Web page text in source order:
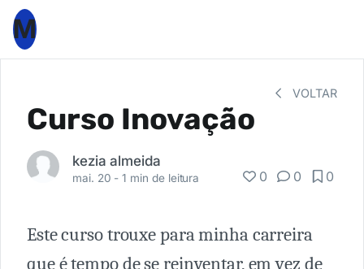
M
VOLTAR
Curso Inovação
kezia almeida
mai. 20 -1 min de leitura 0 0 0
Este curso trouxe para minha carreira
que é tempo de se reinventar, em vez de